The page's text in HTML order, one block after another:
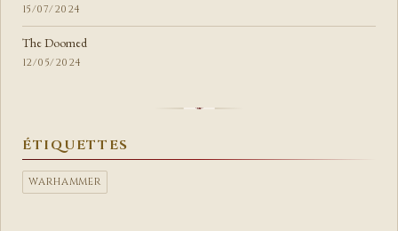
15/07/2024
The Doomed
12/05/2024
ÉTIQUETTES
WARHAMMER